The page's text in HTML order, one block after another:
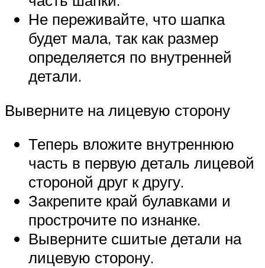
Не переживайте, что шапка
будет мала, так как размер
определяется по внутренней
детали.
Выверните на лицевую сторону
Теперь вложите внутреннюю
часть в первую деталь лицевой
стороной друг к другу.
Закрепите край булавками и
прострочите по изнанке.
Выверните сшитые детали на
лицевую сторону.